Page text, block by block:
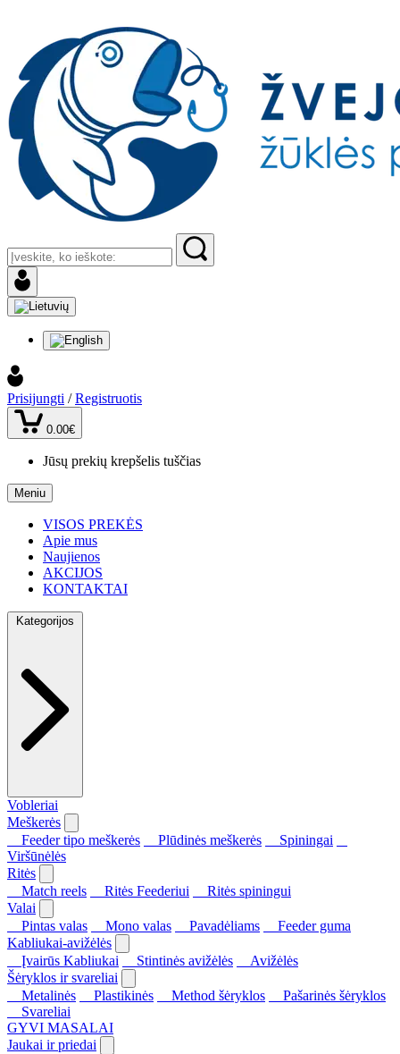
Prisijungti / Registruotis
0.00€
Jūsų prekių krepšelis tuščias
Meniu
VISOS PREKĖS
Apie mus
Naujienos
AKCIJOS
KONTAKTAI
Kategorijos
Vobleriai
Meškerės
Feeder tipo meškerės
Plūdinės meškerės
Spiningai
Viršūnėlės
Ritės
Match reels
Ritės Feederiui
Ritės spiningui
Valai
Pintas valas
Mono valas Pavadėliams
Feeder guma
Kabliukai-avižėlės
Įvairūs Kabliukai
Stintinės avižėlės
Avižėlės
Šėryklos ir svareliai
Metalinės
Plastikinės Method šėryklos
Pašarinės šėryklos
Svareliai
GYVI MASALAI
Jaukai ir priedai